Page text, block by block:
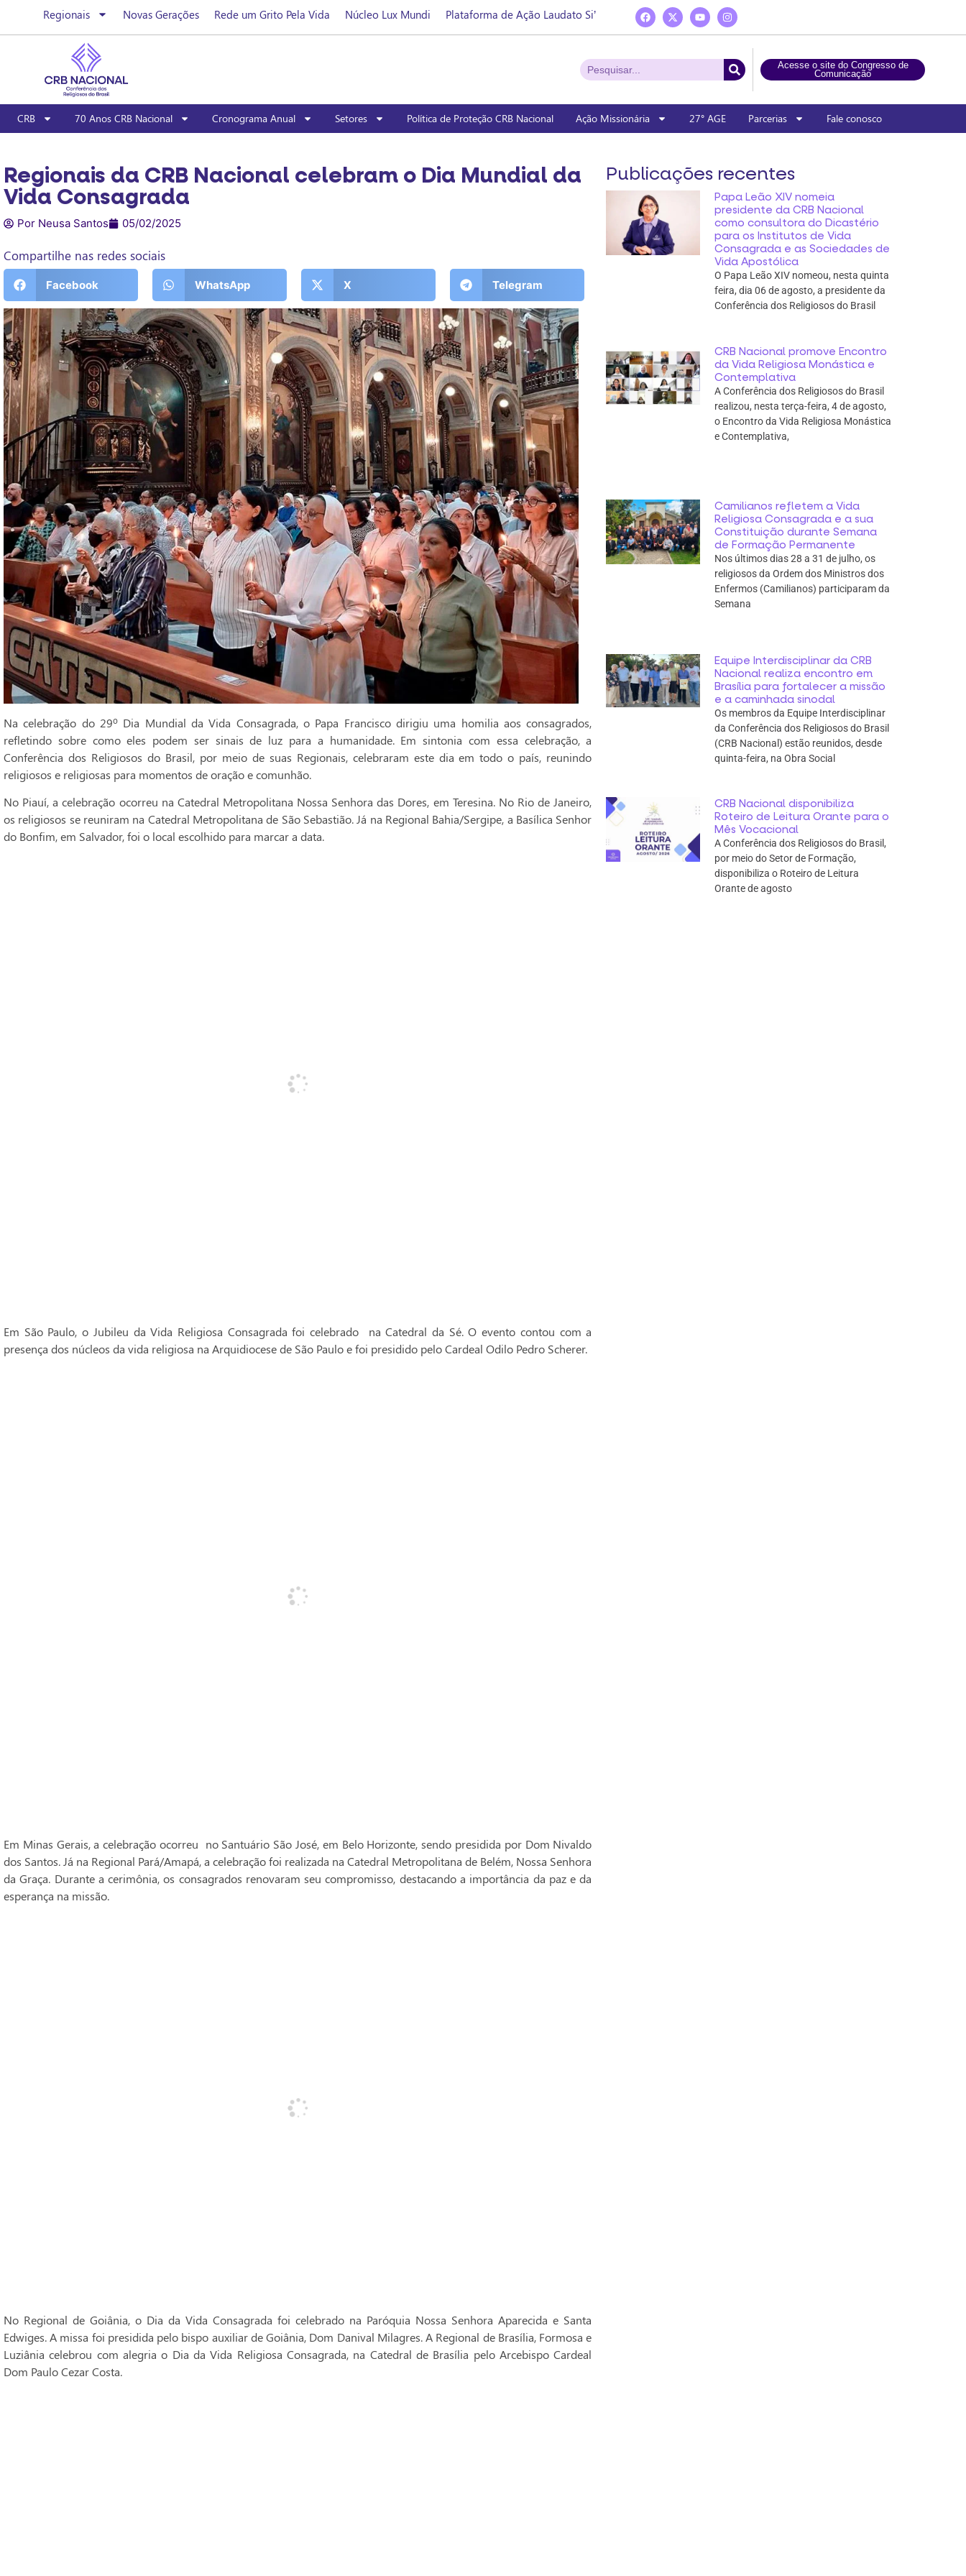
Regionais Novas Gerações Rede um Grito Pela Vida Núcleo Lux Mundi Plataforma de Ação Laudato Si’
Acesse o site do Congresso de
Comunicação
CRB 70 Anos CRB Nacional Cronograma Anual Setores Política de Proteção CRB Nacional Ação Missionária 27° AGE Parcerias Fale conosco
Regionais da CRB Nacional celebram o Dia Mundial da
Vida Consagrada
Por Neusa Santos 05/02/2025
Compartilhe nas redes sociais
Facebook WhatsApp X Telegram
Na celebração do 29º Dia Mundial da Vida Consagrada, o Papa Francisco dirigiu uma homilia aos consagrados,
refletindo sobre como eles podem ser sinais de luz para a humanidade. Em sintonia com essa celebração, a
Conferência dos Religiosos do Brasil, por meio de suas Regionais, celebraram este dia em todo o país, reunindo
religiosos e religiosas para momentos de oração e comunhão.
No Piauí, a celebração ocorreu na Catedral Metropolitana Nossa Senhora das Dores, em Teresina. No Rio de Janeiro,
os religiosos se reuniram na Catedral Metropolitana de São Sebastião. Já na Regional Bahia/Sergipe, a Basílica Senhor
do Bonfim, em Salvador, foi o local escolhido para marcar a data.
Em São Paulo, o Jubileu da Vida Religiosa Consagrada foi celebrado na Catedral da Sé. O evento contou com a
presença dos núcleos da vida religiosa na Arquidiocese de São Paulo e foi presidido pelo Cardeal Odilo Pedro Scherer.
Em Minas Gerais, a celebração ocorreu no Santuário São José, em Belo Horizonte, sendo presidida por Dom Nivaldo
dos Santos. Já na Regional Pará/Amapá, a celebração foi realizada na Catedral Metropolitana de Belém, Nossa Senhora
da Graça. Durante a cerimônia, os consagrados renovaram seu compromisso, destacando a importância da paz e da
esperança na missão.
No Regional de Goiânia, o Dia da Vida Consagrada foi celebrado na Paróquia Nossa Senhora Aparecida e Santa
Edwiges. A missa foi presidida pelo bispo auxiliar de Goiânia, Dom Danival Milagres. A Regional de Brasília, Formosa e
Luziânia celebrou com alegria o Dia da Vida Religiosa Consagrada, na Catedral de Brasília pelo Arcebispo Cardeal
Dom Paulo Cezar Costa.
Publicações recentes
Papa Leão XIV nomeia
presidente da CRB Nacional
como consultora do Dicastério
para os Institutos de Vida
Consagrada e as Sociedades de
Vida Apostólica
O Papa Leão XIV nomeou, nesta quinta
feira, dia 06 de agosto, a presidente da
Conferência dos Religiosos do Brasil
CRB Nacional promove Encontro
da Vida Religiosa Monástica e
Contemplativa
A Conferência dos Religiosos do Brasil
realizou, nesta terça-feira, 4 de agosto,
o Encontro da Vida Religiosa Monástica
e Contemplativa,
Camilianos refletem a Vida
Religiosa Consagrada e a sua
Constituição durante Semana
de Formação Permanente
Nos últimos dias 28 a 31 de julho, os
religiosos da Ordem dos Ministros dos
Enfermos (Camilianos) participaram da
Semana
Equipe Interdisciplinar da CRB
Nacional realiza encontro em
Brasília para fortalecer a missão
e a caminhada sinodal
Os membros da Equipe Interdisciplinar
da Conferência dos Religiosos do Brasil
(CRB Nacional) estão reunidos, desde
quinta-feira, na Obra Social
CRB Nacional disponibiliza
Roteiro de Leitura Orante para o
Mês Vocacional
A Conferência dos Religiosos do Brasil,
por meio do Setor de Formação,
disponibiliza o Roteiro de Leitura
Orante de agosto